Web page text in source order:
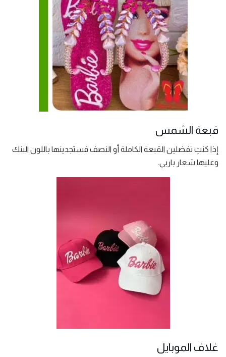
قبعة الشمس
إذا كنتِ تفضلين القبعة الكاملة أو النصف فستجدينها باللون البنك
وعليها شعار باربي.
غلاف الموبايل